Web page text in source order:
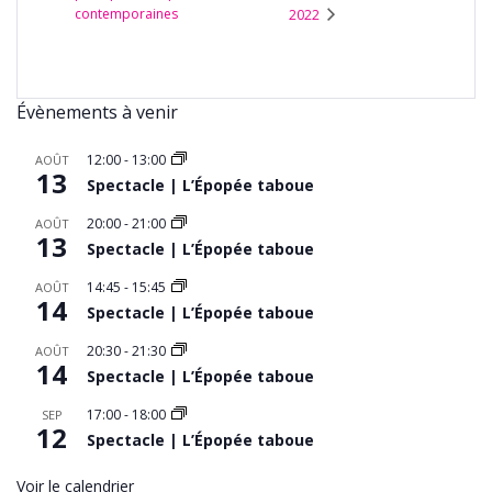
contemporaines
2022
Évènements à venir
AOÛT
13
12:00- 13:00
Spectacle | L’Épopée taboue
AOÛT
13
20:00-21:00
Spectacle | L’Épopée taboue
AOÛT
14
14:45 - 15:45
Spectacle | L’Épopée taboue
AOÛT
14
20:30-21:30
Spectacle | L’Épopée taboue
SEP
12
17:00- 18:00
Spectacle | L’Épopée taboue
Voir le calendrier